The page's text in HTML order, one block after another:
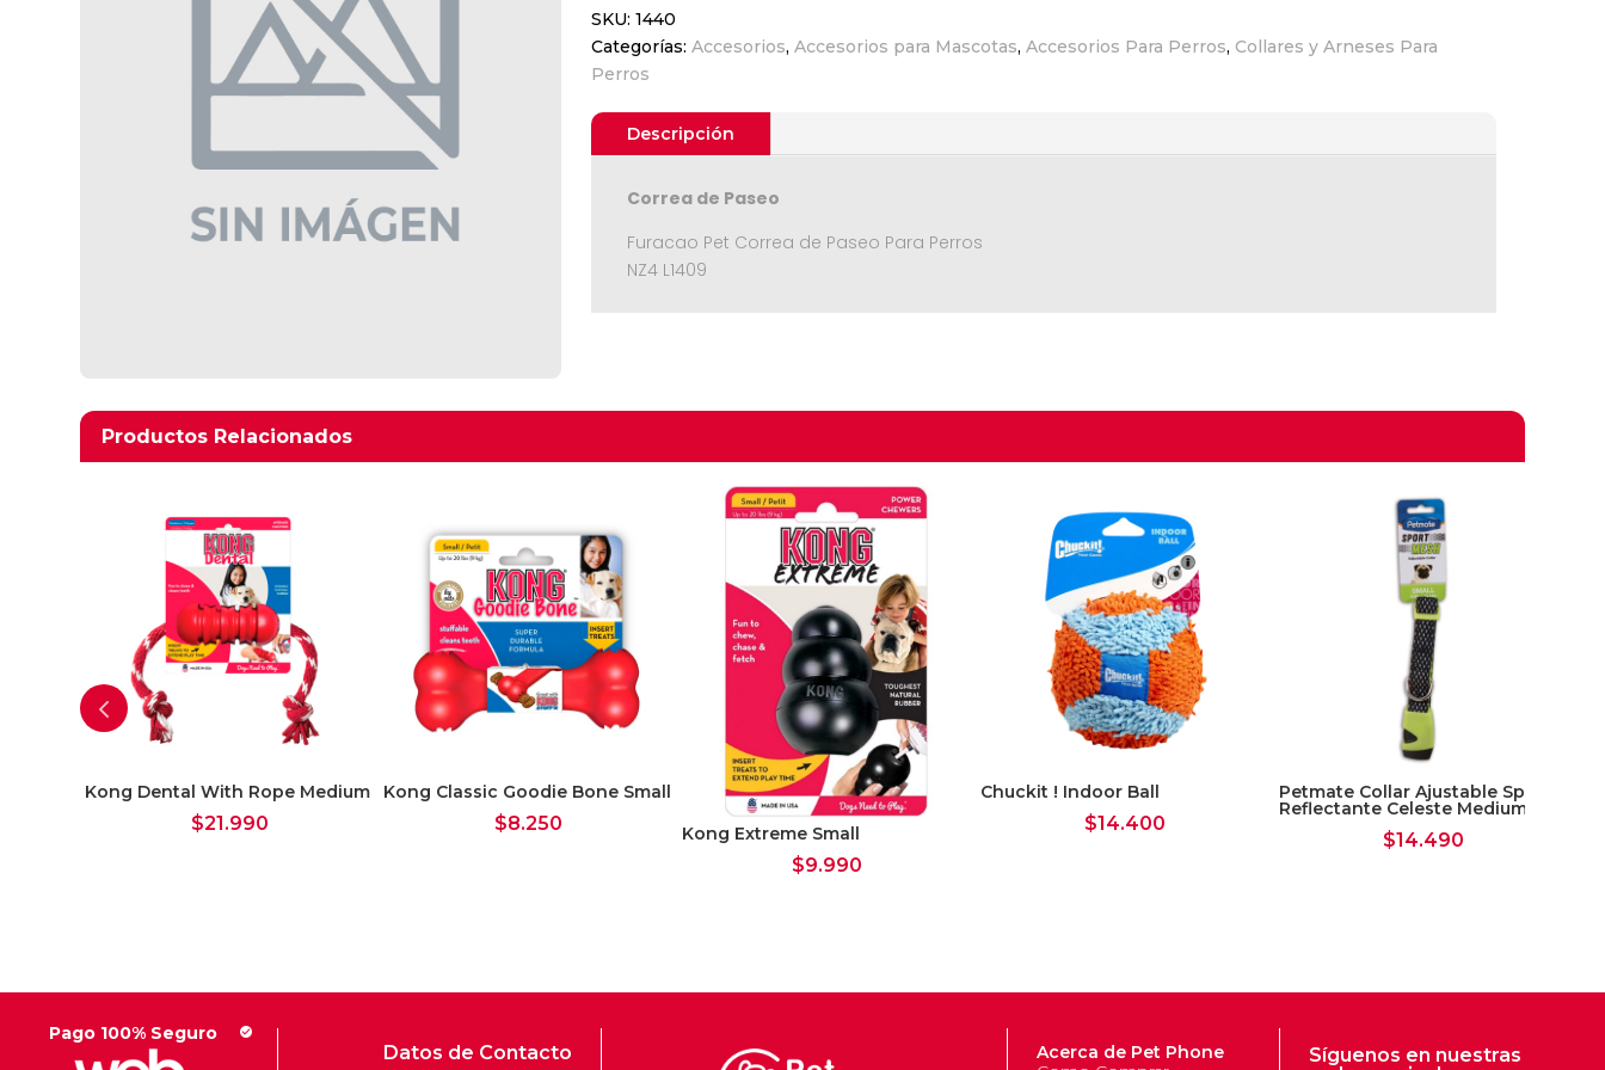
de
Paseo
Para
NZ4
L1409
SKU: 1440
Categorías: Accesorios, Accesorios para Mascotas, Accesorios Para Perros, Collares y Arneses Para
Perros
Descripción
Correa de Paseo
Furacao Pet Correa de Paseo Para Perros
NZ4 L1409
Productos Relacionados
Productos relacionados
Kong Dental With Rope Medium
$21.990
Kong Classic Goodie Bone Small
$8.250 Kong Extreme Small
$9.990
Chuckit ! Indoor Ball
$14.400
Petmate Collar Ajustable Sport
Reflectante Celeste Medium
$14.490
Pago 100% Seguro check_circle
Datos de Contacto
Acerca de Pet Phone
Síguenos en nuestras